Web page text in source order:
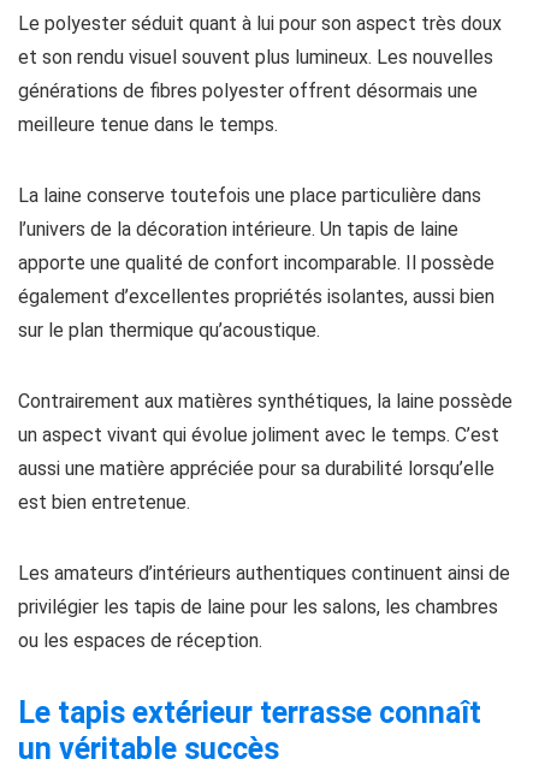
Le polyester séduit quant à lui pour son aspect très doux
et son rendu visuel souvent plus lumineux. Les nouvelles
générations de fibres polyester offrent désormais une
meilleure tenue dans le temps.
La laine conserve toutefois une place particulière dans
l’univers de la décoration intérieure. Un tapis de laine
apporte une qualité de confort incomparable. Il possède
également d’excellentes propriétés isolantes, aussi bien
sur le plan thermique qu’acoustique.
Contrairement aux matières synthétiques, la laine possède
un aspect vivant qui évolue joliment avec le temps. C’est
aussi une matière appréciée pour sa durabilité lorsqu’elle
est bien entretenue.
Les amateurs d’intérieurs authentiques continuent ainsi de
privilégier les tapis de laine pour les salons, les chambres
ou les espaces de réception.
Le tapis extérieur terrasse connaît
un véritable succès